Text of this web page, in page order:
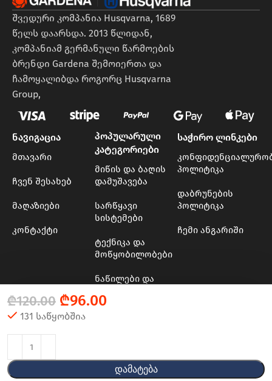
₾120.00 ₾96.00
131 საწყობშია
Დამატება
შვედური კომპანია Husqvarna, 1689
წელს დაარსდა. 2013 წლიდან,
კომპანიამ გერმანული წარმოების
ბრენდი Gardena შემოიერთა და
ჩამოყალიბდა როგორც Husqvarna
Group,
ნავიგაცია
მთავარი
ჩვენ შესახებ
მაღაზიები
კონტაქტი
პოპულარული
კატეგორიები
მიწის და ბაღის
დამუშავება
სარწყავი
სისტემები
ტექნიკა და
მოწყობილობები
ნაწილები და
საჭირო ლინკები
პოლიტიკა
დაბრუნების
პოლიტიკა
ჩემი ანგარიში
© 2024 - 2025 Transporter